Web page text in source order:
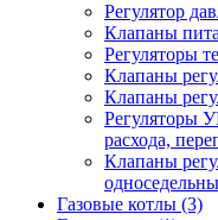
Регулятор
Клапаны
Регуляторы
Клапаны
Клапаны
Регуляторы
расхода,
Клапаны
Газовые котлы (3)